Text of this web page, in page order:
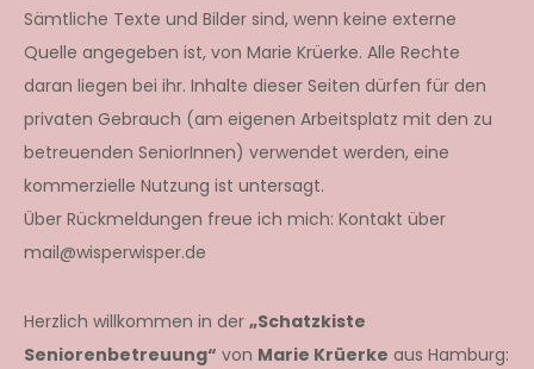
Sämtliche Texte und Bilder sind, wenn keine externe
Quelle angegeben ist, von Marie Krüerke. Alle Rechte
daran liegen bei ihr. Inhalte dieser Seiten dürfen für den
privaten Gebrauch (am eigenen Arbeitsplatz mit den zu
betreuenden SeniorInnen) verwendet werden, eine
kommerzielle Nutzung ist untersagt.
Über Rückmeldungen freue ich mich: Kontakt über
mail@wisperwisper.de
Herzlich willkommen in der „Schatzkiste
Seniorenbetreuung“ von Marie Krüerke aus Hamburg: